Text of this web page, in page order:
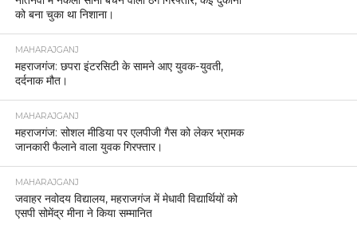
को बना चुका था निशाना।
MAHARAJGANJ
महराजगंज: छपरा इंटरसिटी के सामने आए युवक-युवती,
दर्दनाक मौत।
MAHARAJGANJ
महराजगंज: सोशल मीडिया पर एलपीजी गैस को लेकर भ्रामक
जानकारी फैलाने वाला युवक गिरफ्तार।
MAHARAJGANJ
जवाहर नवोदय विद्यालय, महराजगंज में मेधावी विद्यार्थियों को
एसपी सोमेंद्र मीना ने किया सम्मानित